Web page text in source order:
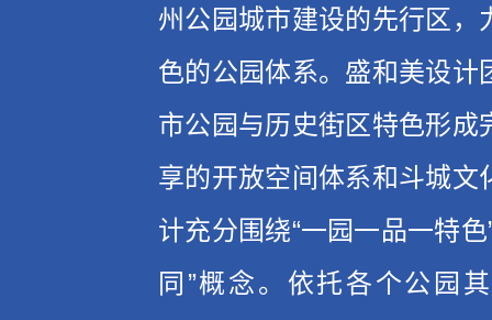
州公园城市建设的先行区，
色的公园体系。盛和美设计
市公园与历史街区特色形成
享的开放空间体系和斗城文
计充分围绕“一园一品一特色
同”概念。依托各个公园